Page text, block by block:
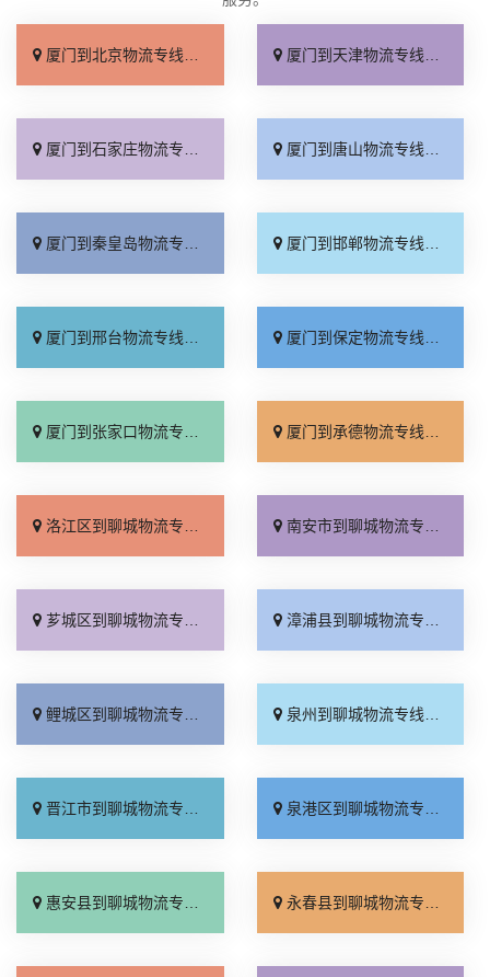
厦门到北京物流专线_直达不中转「送货到门」 厦门到天津物流专线_运保时效「高效快运」
厦门到石家庄物流专线_准时准点「多少公里」 厦门到唐山物流专线_全境派送「收费介绍」
厦门到秦皇岛物流专线_高效运输「运保时效」 厦门到邯郸物流专线_物流拼车「全境配送」
厦门到邢台物流专线_专业靠谱「上门提货」 厦门到保定物流专线_全程直达「高效运输」
厦门到张家口物流专线_全境派送「多久能到」 厦门到承德物流专线_专业调车「合理收费」
洛江区到聊城物流专线_托运放心「托运省心」 南安市到聊城物流专线_门到门接送「多少一吨」
芗城区到聊城物流专线_全程直达「专业可靠」 漳浦县到聊城物流专线_全程无虑「费用多少」
鲤城区到聊城物流专线_损坏理赔「多少一吨」 泉州到聊城物流专线_快运有保障「多少公里」
晋江市到聊城物流专线_多少一吨「服务周到」 泉港区到聊城物流专线_随叫随到「多久时间」
惠安县到聊城物流专线_快速直达「托运省心」 永春县到聊城物流专线_直达到站「高效运输」